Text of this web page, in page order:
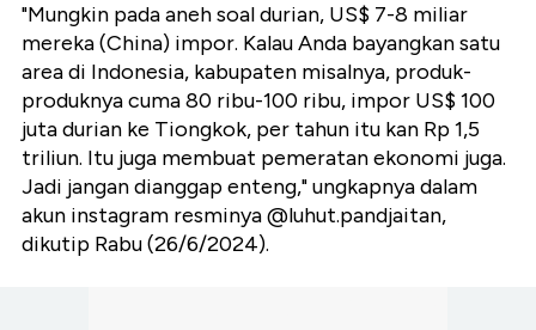
"Mungkin pada aneh soal durian, US$ 7-8 miliar
mereka (China) impor. Kalau Anda bayangkan satu
area di Indonesia, kabupaten misalnya, produk-
produknya cuma 80 ribu-100 ribu, impor US$ 100
juta durian ke Tiongkok, per tahun itu kan Rp 1,5
triliun. Itu juga membuat pemeratan ekonomi juga.
Jadi jangan dianggap enteng," ungkapnya dalam
akun instagram resminya @luhut.pandjaitan,
dikutip Rabu (26/6/2024).